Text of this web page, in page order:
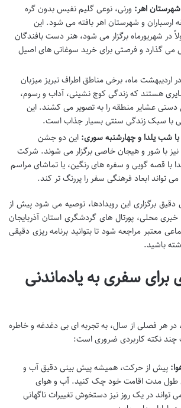
اهر: ورنی، نوعی گلیم نفیس بدون گره
و شهرستان اهر بافته می شود. این
در شهریورماه برگزار می شود، هنر دست بافندگان
می گذارد و فرصتی برای خرید سوغاتی های اصیل
در اردیبهشت ماه، برخی مناطق اطراف تبریز میزبان
هستند که زندگی کوچ نشینی، آداب و رسوم،
عشایر منطقه را به تصویر می کشند. این
با سبک زندگی سنتی بسیار جذاب است.
با شب یلدا و چهارشنبه سوری: این دو جشن
نیز با شور و هیجان خاصی برگزار می شوند. شرکت
با قصه گویی و سفره های رنگین، یا تماشای مراسم
تواند ابعاد فرهنگی سفر را پررنگ تر کند.
دقیق برگزاری این رویدادها، توصیه می شود پیش از
محلی، پورتال های گردشگری استان آذربایجان
معتبر مراجعه شود تا بتوانید برنامه ریزی دقیقی
باشید.
برای سفری به یادماندنی
در هر فصلی از سال، به تجربه ای بی دغدغه و خاطره
چند نکته کاربردی ضروری است:
پیش از حرکت، همیشه پیش بینی دقیق آب و
طول مدت اقامت خود چک کنید. آب و هوای
تواند در یک روز نیز دستخوش تغییرات ناگهانی